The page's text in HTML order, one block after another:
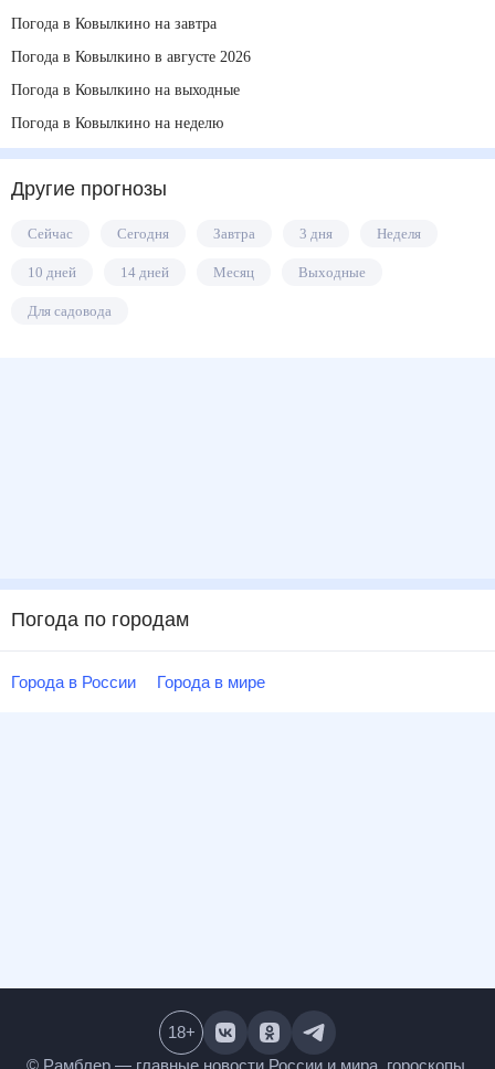
Погода в Ковылкино на завтра
Погода в Ковылкино в августе 2026
Погода в Ковылкино на выходные
Погода в Ковылкино на неделю
Другие прогнозы
Сейчас Сегодня Завтра 3 дня Неделя
10 дней 14 дней Месяц Выходные
Для садовода
Погода по городам
Города в России Города в мире
18+